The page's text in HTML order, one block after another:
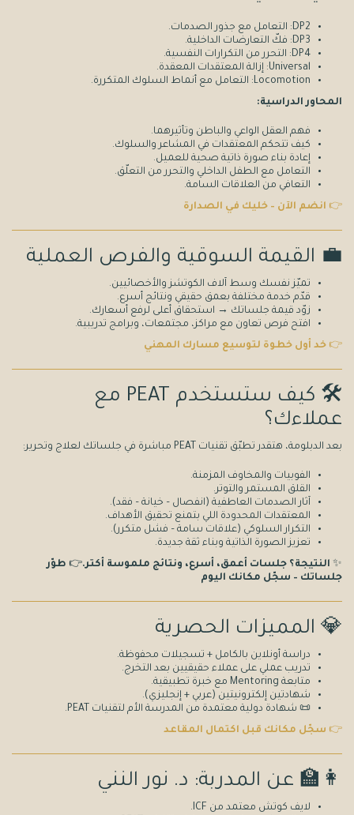
DP2: التعامل مع جذور الصدمات.
DP3: فكّ التعارضات الداخلية.
DP4: التحرر من التكرارات النفسية.
Universal: إزالة المعتقدات المعقدة.
Locomotion: التعامل مع أنماط السلوك المتكررة.
المحاور الدراسية:
فهم العقل الواعي والباطن وتأثيرهما.
كيف تتحكم المعتقدات في المشاعر والسلوك.
إعادة بناء صورة ذاتية صحية للعميل.
التعامل مع الطفل الداخلي والتحرر من التعلّق.
التعافي من العلاقات السامة.
👉 انضم الآن – خليك في الصدارة
💼 القيمة السوقية والفرص العملية
تميّز نفسك وسط آلاف الكوتشز والأخصائيين.
قدّم خدمة مختلفة بعمق حقيقي ونتائج أسرع.
زوّد قيمة جلساتك → استحقاق أعلى لرفع أسعارك.
افتح فرص تعاون مع مراكز، مجتمعات، وبرامج تدريبية.
👉 خد أول خطوة لتوسيع مسارك المهني
🛠️ كيف ستستخدم PEAT مع
عملاءك؟
بعد الدبلومة، هتقدر تطبّق تقنيات PEAT مباشرة في جلساتك لعلاج وتحرير:
الفوبيات والمخاوف المزمنة.
القلق المستمر والتوتر.
آثار الصدمات العاطفية (انفصال – خيانة – فقد).
المعتقدات المحدودة اللي بتمنع تحقيق الأهداف.
التكرار السلوكي (علاقات سامة – فشل متكرر).
تعزيز الصورة الذاتية وبناء ثقة جديدة.
✨ النتيجة؟ جلسات أعمق، أسرع، ونتائج ملموسة أكتر.👉 طوّر
جلساتك – سجّل مكانك اليوم
💎 المميزات الحصرية
دراسة أونلاين بالكامل + تسجيلات محفوظة.
تدريب عملي على عملاء حقيقيين بعد التخرج.
متابعة Mentoring مع خبرة تطبيقية.
شهادتين إلكترونيتين (عربي + إنجليزي).
📜 شهادة دولية معتمدة من المدرسة الأم لتقنيات PEAT.
👉 سجّل مكانك قبل اكتمال المقاعد
👩‍🏫 عن المدربة: د. نور النني
لايف كوتش معتمد من ICF.